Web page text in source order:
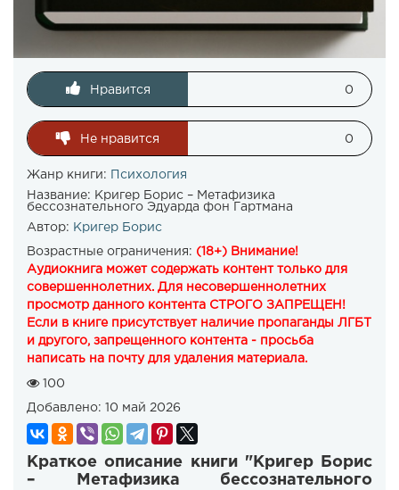
Нравится 0
Не нравится 0
Жанр книги:
Психология
Название: Кригер Борис – Метафизика
бессознательного Эдуарда фон Гартмана
Автор: Кригер Борис
Возрастные ограничения: (18+) Внимание!
Аудиокнига может содержать контент только для
совершеннолетних. Для несовершеннолетних
просмотр данного контента СТРОГО ЗАПРЕЩЕН!
Если в книге присутствует наличие пропаганды ЛГБТ
и другого, запрещенного контента - просьба
написать на почту для удаления материала.
100
Добавлено: 10 май 2026
Краткое описание книги "Кригер Борис
– Метафизика бессознательного